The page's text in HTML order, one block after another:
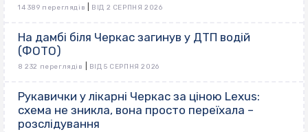
14 389 переглядів ВІД 2 СЕРПНЯ 2026
На дамбі біля Черкас загинув у ДТП водій
(ФОТО)
8 232 переглядів ВІД 5 СЕРПНЯ 2026
Рукавички у лікарні Черкас за ціною Lexus:
схема не зникла, вона просто переїхала –
розслідування